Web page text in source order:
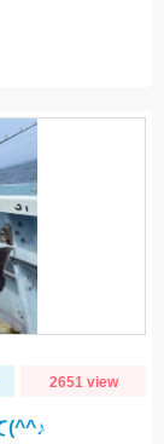
2651 view
(^^♪